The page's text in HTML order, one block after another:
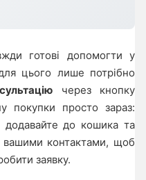
готові допомогти у
цього лише потрібно
через кнопку
покупки просто зараз:
додавайте до кошика та
контактами, щоб
заявку.